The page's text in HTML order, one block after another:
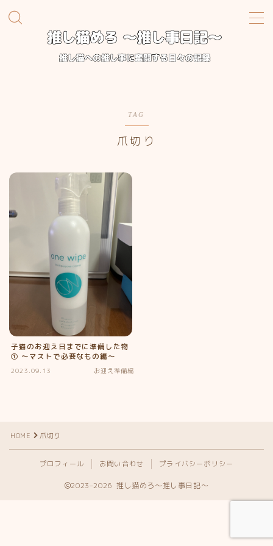
MENU
プロフィール
お問い合わせ
TAG
爪切り
子猫のお迎え日までに準備した物
① ～マストで必要なもの編～
2023.09.13 お迎え準備編
HOME 爪切り
プロフィール お問い合わせ プライバシーポリシー
2023–2026 推し猫めろ〜推し事日記〜